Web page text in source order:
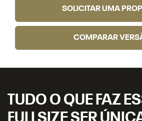
SOLICITAR UMA
COMPARAR
TUDO O QUE FAZ